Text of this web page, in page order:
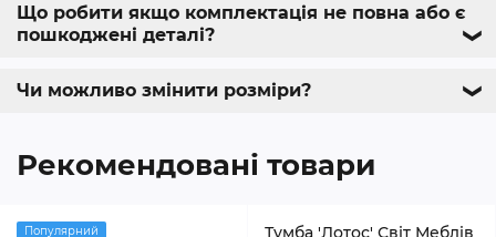
Що робити якщо комплектація не повна або є
пошкоджені деталі?
❯
Чи можливо змінити розміри? ❯
Рекомендовані товари
Популярний
Тумба 'Лотос' Світ Меблів